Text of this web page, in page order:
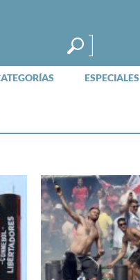
ESPECIALES